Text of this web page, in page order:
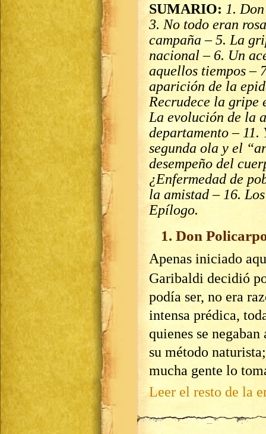
SUMARIO: 1.
3. No todo eran
campaña – 5. La
nacional – 6. Un
aquellos tiempos –
aparición de la
Recrudece la gripe
La evolución de la
departamento –
segunda ola y el
desempeño del
¿Enfermedad de
la amistad – 16.
Epílogo.
1. Don
Apenas iniciado
Garibaldi decidió
podía ser, no era
intensa prédica,
quienes se
su método
mucha gente lo
Leer el resto de la